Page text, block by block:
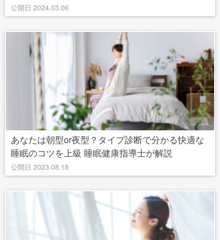
公開日 2024.03.06
あなたは朝型or夜型？タイプ診断で分かる快適な
睡眠のコツを上級 睡眠健康指導士が解説
公開日 2023.08.18